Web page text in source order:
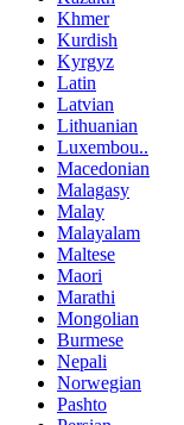
Khmer
Kurdish
Kyrgyz
Latin
Latvian
Lithuanian
Luxembou..
Macedonian
Malagasy
Malay
Malayalam
Maltese
Maori
Marathi
Mongolian
Burmese
Nepali
Norwegian
Pashto